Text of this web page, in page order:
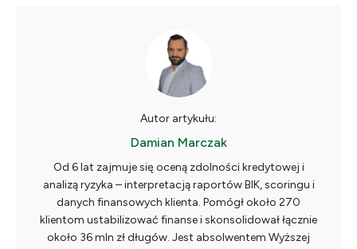
Autor artykułu:
Damian Marczak
Od 6 lat zajmuje się oceną zdolności kredytowej i
analizą ryzyka – interpretacją raportów BIK, scoringu i
danych finansowych klienta. Pomógł około 270
klientom ustabilizować finanse i skonsolidował łącznie
około 36 mln zł długów. Jest absolwentem Wyższej